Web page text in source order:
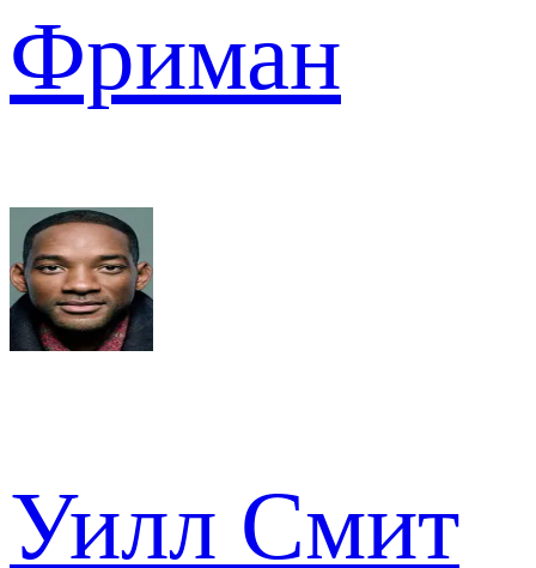
Фриман
Уилл Смит